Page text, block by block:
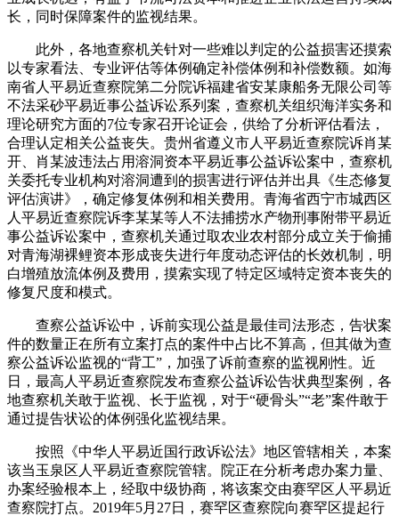
长，同时保障案件的监视结果。
此外，各地查察机关针对一些难以判定的公益损害还摸索
以专家看法、专业评估等体例确定补偿体例和补偿数额。如海
南省人平易近查察院第二分院诉福建省安某康船务无限公司等
不法采砂平易近事公益诉讼系列案，查察机关组织海洋实务和
理论研究方面的7位专家召开论证会，供给了分析评估看法，
合理认定相关公益丧失。贵州省遵义市人平易近查察院诉肖某
开、肖某波违法占用溶洞资本平易近事公益诉讼案中，查察机
关委托专业机构对溶洞遭到的损害进行评估并出具《生态修复
评估演讲》，确定修复体例和相关费用。青海省西宁市城西区
人平易近查察院诉李某某等人不法捕捞水产物刑事附带平易近
事公益诉讼案中，查察机关通过取农业农村部分成立关于偷捕
对青海湖裸鲤资本形成丧失进行年度动态评估的长效机制，明
白增殖放流体例及费用，摸索实现了特定区域特定资本丧失的
修复尺度和模式。
查察公益诉讼中，诉前实现公益是最佳司法形态，告状案
件的数量正在所有立案打点的案件中占比不算高，但其做为查
察公益诉讼监视的“背工”，加强了诉前查察的监视刚性。近
日，最高人平易近查察院发布查察公益诉讼告状典型案例，各
地查察机关敢于监视、长于监视，对于“硬骨头”“老”案件敢于
通过提告状讼的体例强化监视结果。
按照《中华人平易近国行政诉讼法》地区管辖相关，本案
该当玉泉区人平易近查察院管辖。院正在分析考虑办案力量、
办案经验根本上，经取中级协商，将该案交由赛罕区人平易近
查察院打点。2019年5月27日，赛罕区查察院向赛罕区提起行